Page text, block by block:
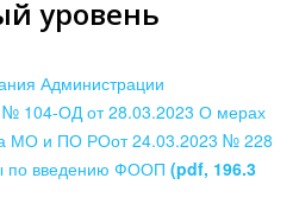
уровень
Администрации
№ 104-ОД от 28.03.2023 О мерах
МО и ПО РОот 24.03.2023 № 228
по введению ФООП (pdf, 196.3